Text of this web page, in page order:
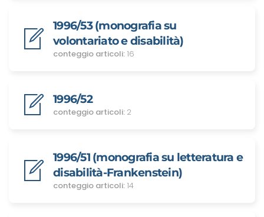
1996/53 (monografia su
volontariato e disabilità)
conteggio articoli: 16
1996/52
conteggio articoli: 2
1996/51 (monografia su letteratura e
disabilità-Frankenstein)
conteggio articoli: 14